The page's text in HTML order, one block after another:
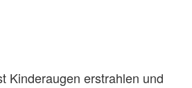
Kinderaugen erstrahlen und